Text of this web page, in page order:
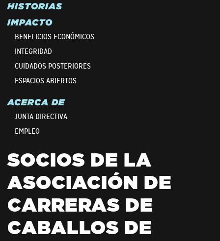
HISTORIAS
IMPACTO
BENEFICIOS ECONÓMICOS
INTEGRIDAD
CUIDADOS POSTERIORES
ESPACIOS ABIERTOS
ACERCA DE
JUNTA DIRECTIVA
EMPLEO
SOCIOS DE LA
ASOCIACIÓN DE
CARRERAS DE
CABALLOS DE